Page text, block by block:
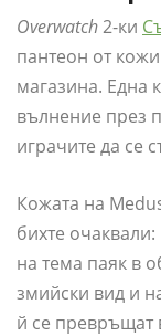
Overwatch2-ки
пантеон от
магазина. Една
вълнение през
играчите да се
Кожата на
бихте очаквали:
на тема паяк в
змийски вид и
й се превръщат